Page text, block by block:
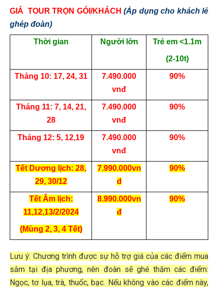
GIÁ TOUR TRỌN GÓI/KHÁCH(Áp dụng cho khách lẻ
ghép đoàn)
Thời gian Người lớn Trẻ em <1.1m
(2-10t)
Tháng 10: 17, 24, 31
7.490.000
vnđ
90%
Tháng 11: 7, 14, 21,
28
7.490.000
vnđ
90%
Tháng 12: 5, 12,19
7.490.000
vnđ
90%
Tết Dương lịch: 28,
29, 30/12
7.990.000vn
d
90%
Tết Âm lịch:
11,12,13/2/2024
(Mùng 2, 3, 4 Tết)
8.990.000vn
đ
90%
Lưu ý: Chương trình được sự hỗ trợ giá của các điểm mua
sắm tại địa phương, nên đoàn sẽ ghé thăm các điểm:
Ngọc, tơ lụa, trà, thuốc, bạc. Nếu không vào các điểm này,